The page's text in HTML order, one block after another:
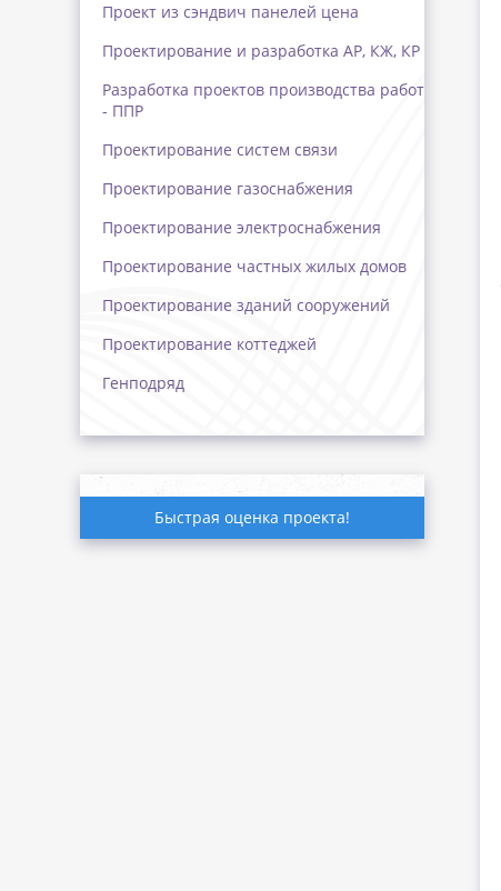
Проект из сэндвич панелей цена
Проектирование и разработка АР, КЖ, КР
Разработка проектов производства работ
- ППР
Проектирование систем связи
Проектирование газоснабжения
Проектирование электроснабжения
Проектирование частных жилых домов
Проектирование зданий сооружений
Проектирование коттеджей
Генподряд
Быстрая оценка проекта!